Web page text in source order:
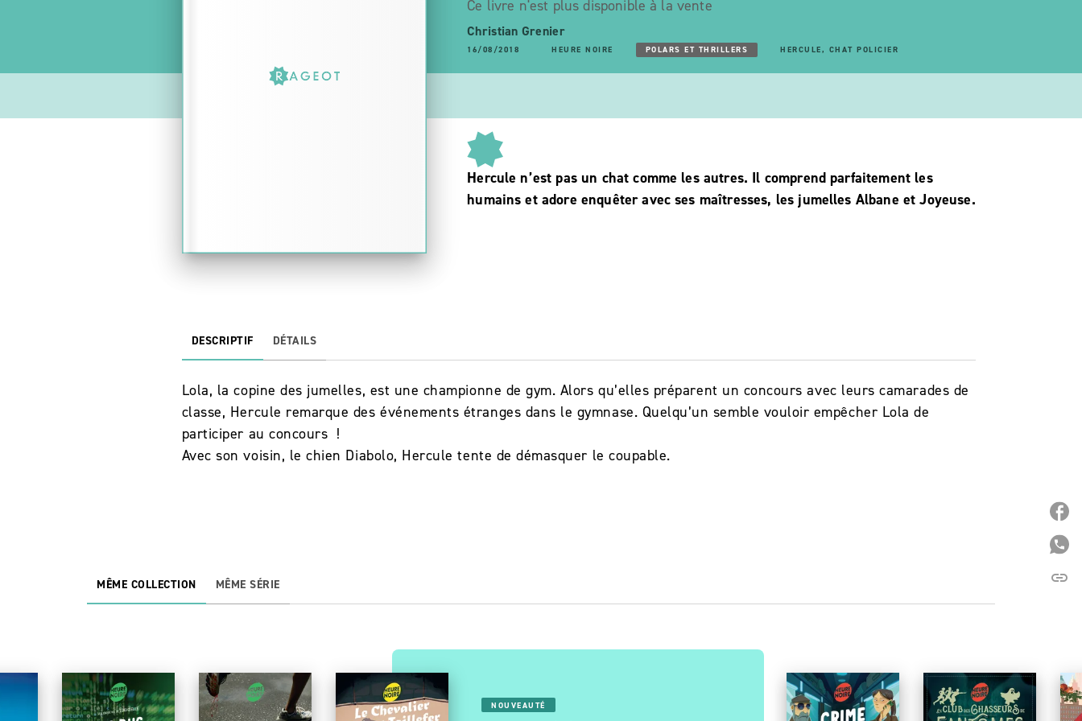
Ce livre n'est plus disponible à la vente
Christian Grenier
16/08/2018 HEURE NOIRE POLARS ET THRILLERS HERCULE, CHAT POLICIER
Hercule n’est pas un chat comme les autres. Il comprend parfaitement les
humains et adore enquêter avec ses maîtresses, les jumelles Albane et Joyeuse.
DESCRIPTIF DÉTAILS
Lola, la copine des jumelles, est une championne de gym. Alors qu’elles préparent un concours avec leurs camarades de
classe, Hercule remarque des événements étranges dans le gymnase. Quelqu’un semble vouloir empêcher Lola de
participer au concours !
Avec son voisin, le chien Diabolo, Hercule tente de démasquer le coupable.
MÊME COLLECTION MÊME SÉRIE
NOUVEAUTÉ
link